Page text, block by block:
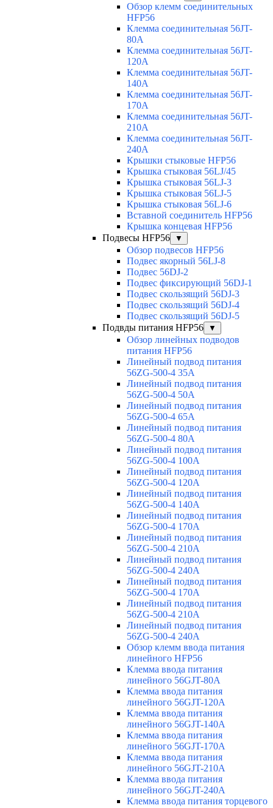
Обзор клемм соединительных
HFP56
Клемма соединительная 56JT-
80A
Клемма соединительная 56JT-
120A
Клемма соединительная 56JT-
140A
Клемма соединительная 56JT-
170A
Клемма соединительная 56JT-
210A
Клемма соединительная 56JT-
240A
Крышки стыковые HFP56
Крышка стыковая 56LJ/45
Крышка стыковая 56LJ-3
Крышка стыковая 56LJ-5
Крышка стыковая 56LJ-6
Вставной соединитель HFP56
Крышка концевая HFP56
Подвесы HFP56
▼
Обзор подвесов HFP56
Подвес якорный 56LJ-8
Подвес 56DJ-2
Подвес фиксирующий 56DJ-1
Подвес скользящий 56DJ-3
Подвес скользящий 56DJ-4
Подвес скользящий 56DJ-5
Подвды питания HFP56
▼
Обзор линейных подводов
питания HFP56
Линейный подвод питания
56ZG-500-4 35A
Линейный подвод питания
56ZG-500-4 50A
Линейный подвод питания
56ZG-500-4 65A
Линейный подвод питания
56ZG-500-4 80A
Линейный подвод питания
56ZG-500-4 100A
Линейный подвод питания
56ZG-500-4 120A
Линейный подвод питания
56ZG-500-4 140A
Линейный подвод питания
56ZG-500-4 170A
Линейный подвод питания
56ZG-500-4 210A
Линейный подвод питания
56ZG-500-4 240A
Линейный подвод питания
56ZG-500-4 170A
Линейный подвод питания
56ZG-500-4 210A
Линейный подвод питания
56ZG-500-4 240A
Обзор клемм ввода питания
линейного HFP56
Клемма ввода питания
линейного 56GJT-80A
Клемма ввода питания
линейного 56GJT-120A
Клемма ввода питания
линейного 56GJT-140A
Клемма ввода питания
линейного 56GJT-170A
Клемма ввода питания
линейного 56GJT-210A
Клемма ввода питания
линейного 56GJT-240A
Клемма ввода питания торцевого